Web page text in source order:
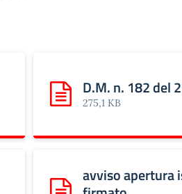
Scarica: D.M. n. 182 del
D.M. n. 182 del
275,1 KB
avviso apertura